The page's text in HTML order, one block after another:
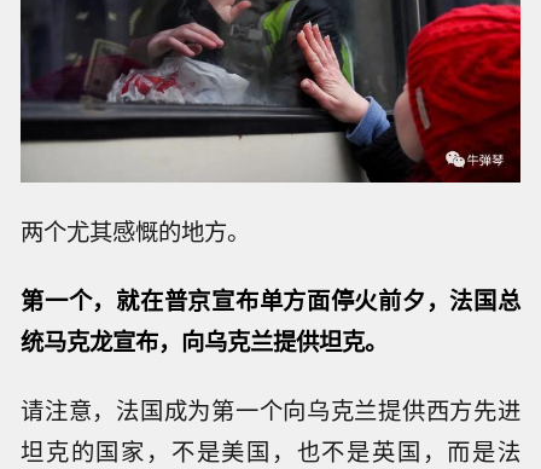
两个尤其感慨的地方。
第一个，就在普京宣布单方面停火前夕，法国总
统马克龙宣布，向乌克兰提供坦克。
请注意，法国成为第一个向乌克兰提供西方先进
坦克的国家，不是美国，也不是英国，而是法